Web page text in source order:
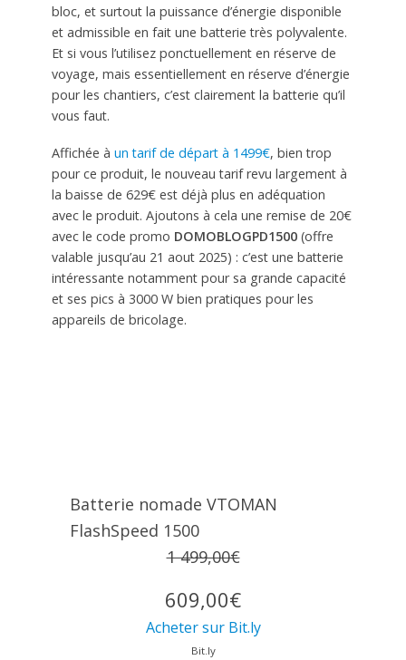
bloc, et surtout la puissance d’énergie disponible
et admissible en fait une batterie très polyvalente.
Et si vous l’utilisez ponctuellement en réserve de
voyage, mais essentiellement en réserve d’énergie
pour les chantiers, c’est clairement la batterie qu’il
vous faut.
Affichée à un tarif de départ à 1499€, bien trop
pour ce produit, le nouveau tarif revu largement à
la baisse de 629€ est déjà plus en adéquation
avec le produit. Ajoutons à cela une remise de 20€
avec le code promo DOMOBLOGPD1500(offre
valable jusqu’au 21 aout 2025) : c’est une batterie
intéressante notamment pour sa grande capacité
et ses pics à 3000 W bien pratiques pour les
appareils de bricolage.
Batterie nomade VTOMAN
FlashSpeed 1500
1 499,00€
609,00€
Acheter sur Bit.ly
Bit.ly